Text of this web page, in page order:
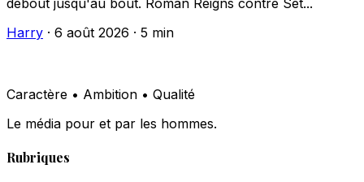
Harry · 6 août 2026 · 5 min
Caractère • Ambition • Qualité
Le média pour et par les hommes.
Rubriques